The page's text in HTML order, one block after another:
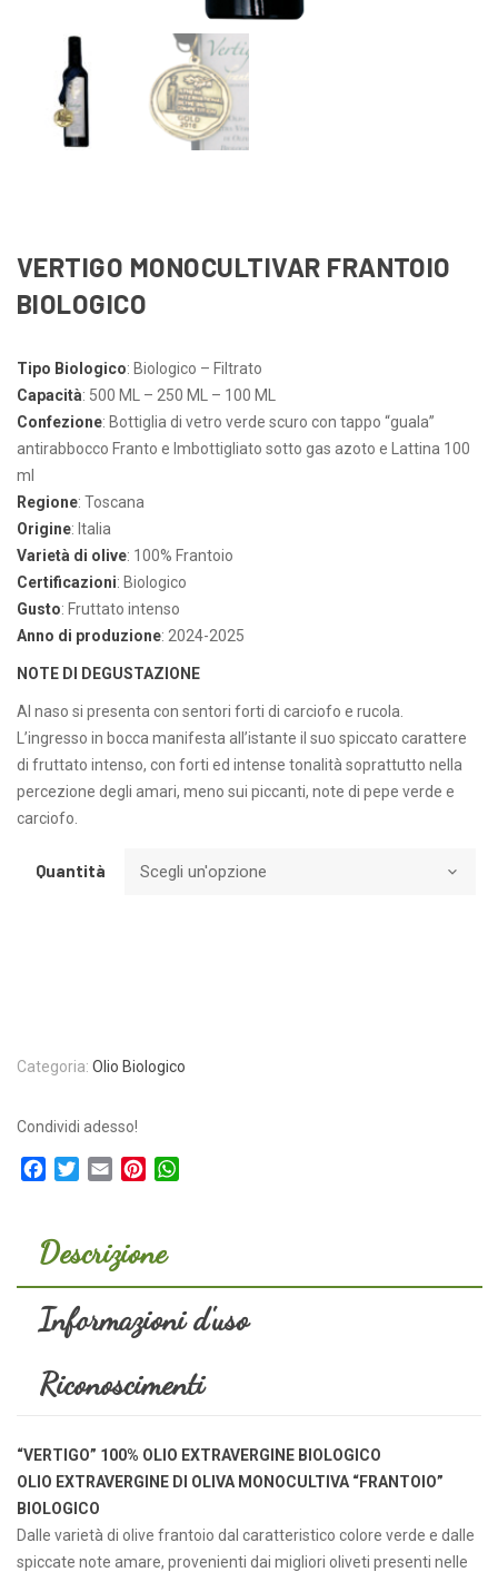
VERTIGO MONOCULTIVAR FRANTOIO
BIOLOGICO
Tipo Biologico: Biologico – Filtrato
Capacità: 500 ML – 250 ML – 100 ML
Confezione: Bottiglia di vetro verde scuro con tappo “guala”
antirabbocco Franto e Imbottigliato sotto gas azoto e Lattina 100
ml
Regione: Toscana
Origine: Italia
Varietà di olive: 100% Frantoio
Certificazioni: Biologico
Gusto: Fruttato intenso
Anno di produzione: 2024-2025
NOTE DI DEGUSTAZIONE
Al naso si presenta con sentori forti di carciofo e rucola.
L’ingresso in bocca manifesta all’istante il suo spiccato carattere
di fruttato intenso, con forti ed intense tonalità soprattutto nella
percezione degli amari, meno sui piccanti, note di pepe verde e
carciofo.
Quantità
Categoria: Olio Biologico
Condividi adesso!
FacebookTwitterEmail Pinterest
Descrizione
Informazioni d'uso
Riconoscimenti
“VERTIGO” 100% OLIO EXTRAVERGINE BIOLOGICO
OLIO EXTRAVERGINE DI OLIVA MONOCULTIVA “FRANTOIO”
BIOLOGICO
Dalle varietà di olive frantoio dal caratteristico colore verde e dalle
spiccate note amare, provenienti dai migliori oliveti presenti nelle